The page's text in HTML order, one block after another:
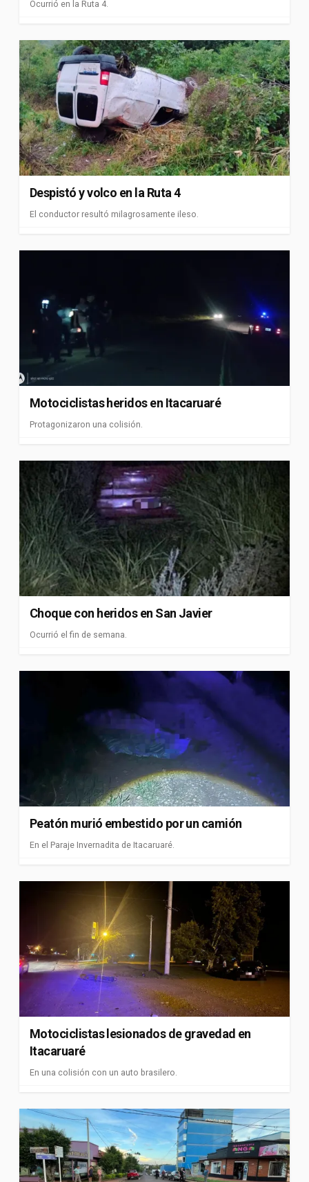
Ocurrió en la Ruta 4.
Despistó y volco en la Ruta 4
El conductor resultó milagrosamente ileso.
Motociclistas heridos en Itacaruaré
Protagonizaron una colisión.
Choque con heridos en San Javier
Ocurrió el fin de semana.
Peatón murió embestido por un camión
En el Paraje Invernadita de Itacaruaré.
Motociclistas lesionados de gravedad en
Itacaruaré
En una colisión con un auto brasilero.